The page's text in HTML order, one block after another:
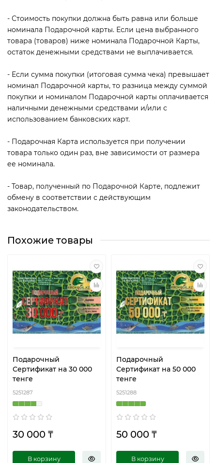
- Стоимость покупки должна быть равна или больше
номинала Подарочной карты. Если цена выбранного
товара (товаров) ниже номинала Подарочной Карты,
остаток денежными средствами не выплачивается.
- Если сумма покупки (итоговая сумма чека) превышает
номинал Подарочной карты, то разница между суммой
покупки и номиналом Подарочной карты оплачивается
наличными денежными средствами и/или с
использованием банковских карт.
- Подарочная Карта используется при получении
товара только один раз, вне зависимости от размера
ее номинала.
- Товар, полученный по Подарочной Карте, подлежит
обмену в соответствии с действующим
законодательством.
Похожие товары
Подарочный
Сертификат на 30 000
тенге
5251287
30 000 ₸
В корзину
Подарочный
Сертификат на 50 000
тенге
5251288
50 000 ₸
В корзину